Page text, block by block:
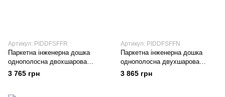
Артикул: PIDDFSFFR
Паркетна інженерна дошка
однополосна двохшарова
3 765 грн
Артикул: PIDDFSFFN
Паркетна інженерна дошка
однополосна двухшарова
3 865 грн